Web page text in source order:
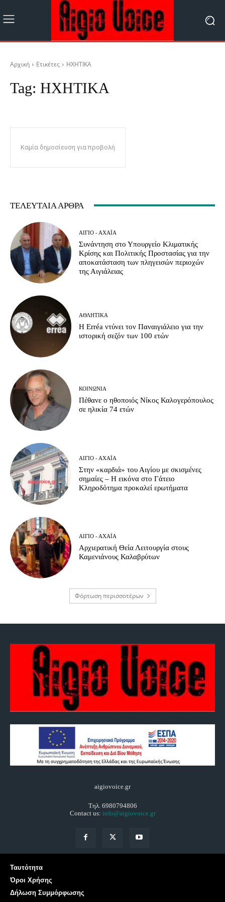
Αρχική Ετικέτες ΗΧΗΤΙΚΑ
Tag: ΗΧΗΤΙΚΑ
Καμία δημοσίευση για προβολή
ΤΕΛΕΥΤΑΊΑ ΆΡΘΡΑ
ΑΊΓΙΟ - ΑΧΑΪ́Α
Συνάντηση στο Υπουργείο Κλιματικής
Κρίσης και Πολιτικής Προστασίας για την
αποκατάσταση των πληγεισών περιοχών
της Αιγιάλειας
ΑΘΛΗΤΙΚΆ
Η Erréa ντύνει τον Παναιγιάλειο για την
ιστορική σεζόν των 100 ετών
ΚΟΙΝΩΝΊΑ
Πέθανε ο ηθοποιός Νίκος Καλογερόπουλος
σε ηλικία 74 ετών
ΑΊΓΙΟ - ΑΧΑΪ́Α
Στην «καρδιά» του Αιγίου με σκισμένες
σημαίες – Η εικόνα στο Γάτειο
Κληροδότημα προκαλεί ερωτήματα
ΑΊΓΙΟ - ΑΧΑΪ́Α
Αρχιερατική Θεία Λειτουργία στους
Καμενιάνους Καλαβρύτων
Φόρτωση περισσοτέρων
aigiovoice.gr
Τηλ. 6980794806
Contact us: info@aigiovoice.gr
Ταυτότητα
Όροι Χρήσης
Δήλωση Συμμόρφωσης